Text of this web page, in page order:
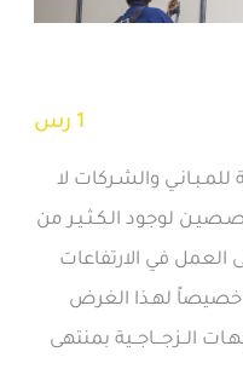
1 رس
والشـركات لا
لوجود الـكـثـيـر من
العمل في الارتفاعات
خصيصاً لهـذا الغرض
الــزجـــاجــية بمنتهى